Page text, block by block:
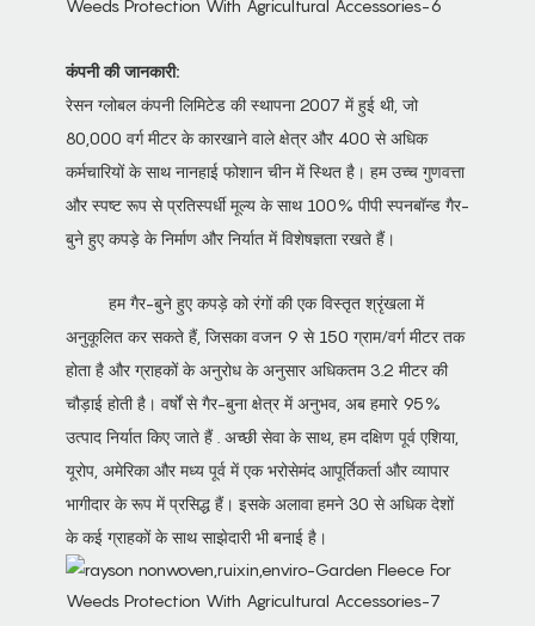
कंपनी की जानकारी:
रेसन ग्लोबल कंपनी लिमिटेड की स्थापना 2007 में हुई थी, जो
80,000 वर्ग मीटर के कारखाने वाले क्षेत्र और 400 से अधिक
कर्मचारियों के साथ नानहाई फोशान चीन में स्थित है। हम उच्च गुणवत्ता
और स्पष्ट रूप से प्रतिस्पर्धी मूल्य के साथ 100% पीपी स्पनबॉन्ड गैर-
बुने हुए कपड़े के निर्माण और निर्यात में विशेषज्ञता रखते हैं।
हम गैर-बुने हुए कपड़े को रंगों की एक विस्तृत श्रृंखला में
अनुकूलित कर सकते हैं, जिसका वजन 9 से 150 ग्राम/वर्ग मीटर तक
होता है और ग्राहकों के अनुरोध के अनुसार अधिकतम 3.2 मीटर की
चौड़ाई होती है। वर्षों से गैर-बुना क्षेत्र में अनुभव, अब हमारे 95%
उत्पाद निर्यात किए जाते हैं . अच्छी सेवा के साथ, हम दक्षिण पूर्व एशिया,
यूरोप, अमेरिका और मध्य पूर्व में एक भरोसेमंद आपूर्तिकर्ता और व्यापार
भागीदार के रूप में प्रसिद्ध हैं। इसके अलावा हमने 30 से अधिक देशों
के कई ग्राहकों के साथ साझेदारी भी बनाई है।